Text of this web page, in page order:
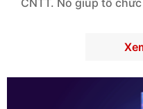
CNTT. Nó giúp tổ